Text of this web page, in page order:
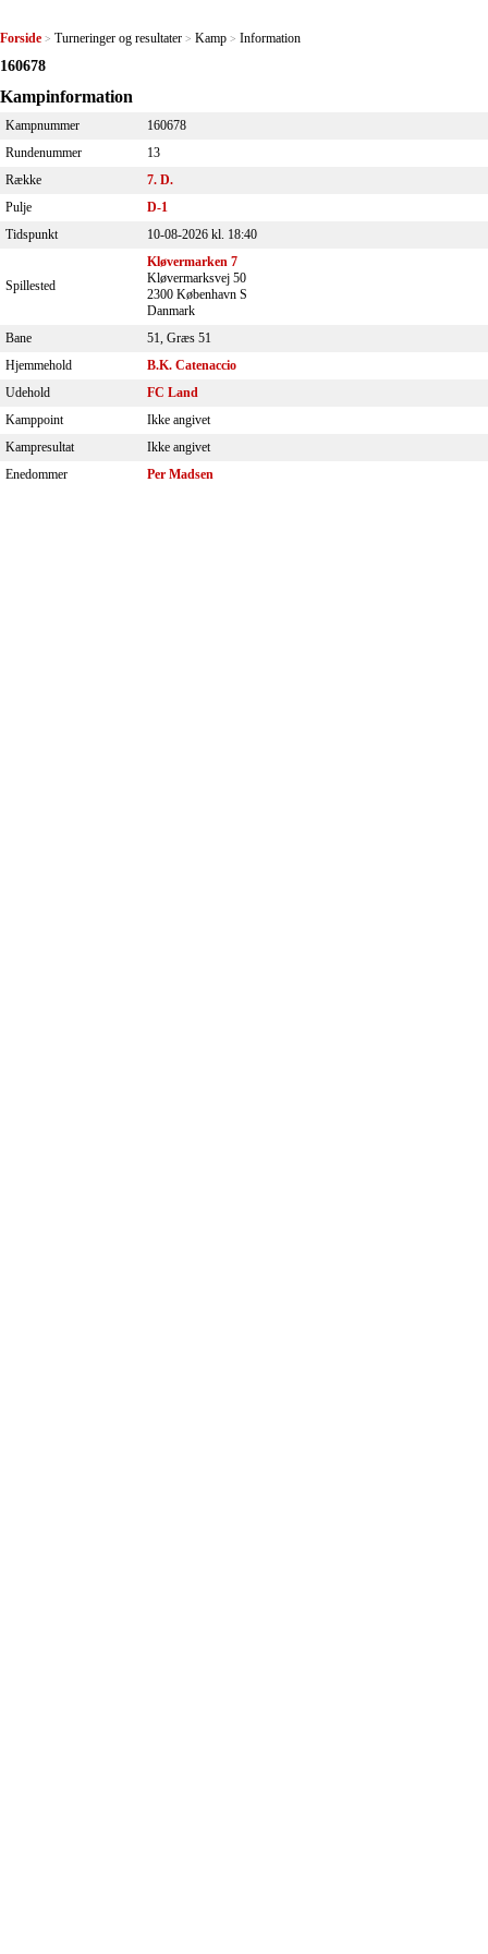
Forside > Turneringer og resultater > Kamp > Information
160678
Kampinformation
Kampnummer
160678
Rundenummer
13
Række
7. D.
Pulje
D-1
Tidspunkt
10-08-2026 kl. 18:40
Spillested
Kløvermarken 7
Kløvermarksvej 50
2300 København S
Danmark
Bane
51, Græs 51
Hjemmehold
B.K. Catenaccio
Udehold
FC Land
Kamppoint
Ikke angivet
Kampresultat
Ikke angivet
Enedommer
Per Madsen